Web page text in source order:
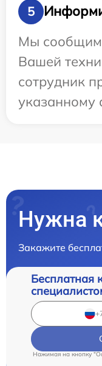
5
Мы сообщим
Вашей
сотрудник
указанному
Нужна
Закажите
Бесплатная
Нажимая на кнопку